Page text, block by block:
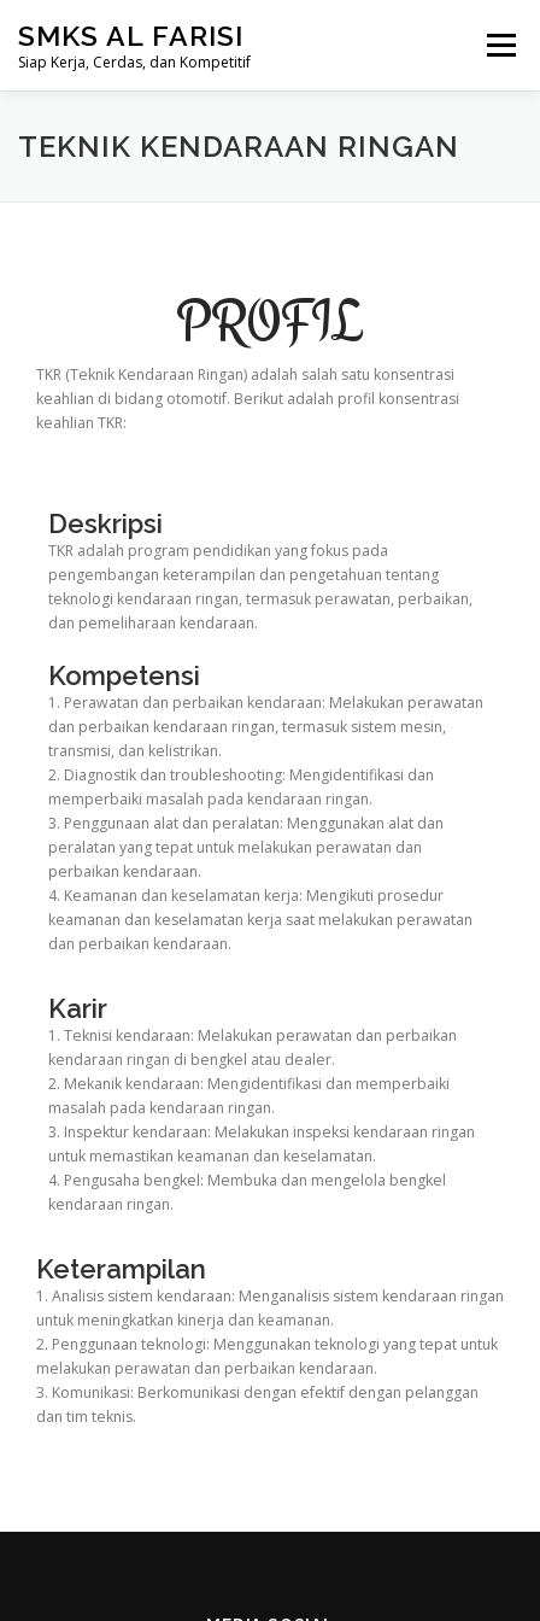
content
SMKS AL FARISI
Siap Kerja, Cerdas, dan Kompetitif
Menu
HOME PROFIL JURUSAN MITRA LEMBAGA
TEKNIK KENDARAAN RINGAN
PROFIL
TKR (Teknik Kendaraan Ringan) adalah salah satu konsentrasi
keahlian di bidang otomotif. Berikut adalah profil konsentrasi
keahlian TKR:
Deskripsi
TKR adalah program pendidikan yang fokus pada
pengembangan keterampilan dan pengetahuan tentang
teknologi kendaraan ringan, termasuk perawatan, perbaikan,
dan pemeliharaan kendaraan.
Kompetensi
1. Perawatan dan perbaikan kendaraan: Melakukan perawatan
dan perbaikan kendaraan ringan, termasuk sistem mesin,
transmisi, dan kelistrikan.
2. Diagnostik dan troubleshooting: Mengidentifikasi dan
memperbaiki masalah pada kendaraan ringan.
3. Penggunaan alat dan peralatan: Menggunakan alat dan
peralatan yang tepat untuk melakukan perawatan dan
perbaikan kendaraan.
4. Keamanan dan keselamatan kerja: Mengikuti prosedur
keamanan dan keselamatan kerja saat melakukan perawatan
dan perbaikan kendaraan.
Karir
1. Teknisi kendaraan: Melakukan perawatan dan perbaikan
kendaraan ringan di bengkel atau dealer.
2. Mekanik kendaraan: Mengidentifikasi dan memperbaiki
masalah pada kendaraan ringan.
3. Inspektur kendaraan: Melakukan inspeksi kendaraan ringan
untuk memastikan keamanan dan keselamatan.
4. Pengusaha bengkel: Membuka dan mengelola bengkel
kendaraan ringan.
Keterampilan
1. Analisis sistem kendaraan: Menganalisis sistem kendaraan ringan
untuk meningkatkan kinerja dan keamanan.
2. Penggunaan teknologi: Menggunakan teknologi yang tepat untuk
melakukan perawatan dan perbaikan kendaraan.
3. Komunikasi: Berkomunikasi dengan efektif dengan pelanggan
dan tim teknis.